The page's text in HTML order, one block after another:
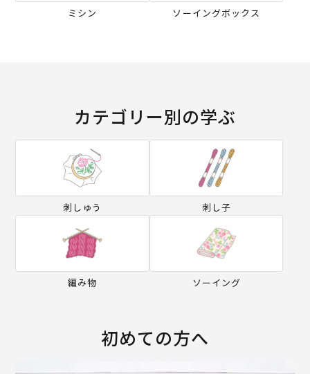
ミシン ソーイングボックス
カテゴリー別の学ぶ
刺しゅう 刺し子
編み物 ソーイング
初めての方へ